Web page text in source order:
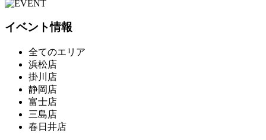
イベント情報
全てのエリア
浜松店
掛川店
静岡店
富士店
三島店
春日井店